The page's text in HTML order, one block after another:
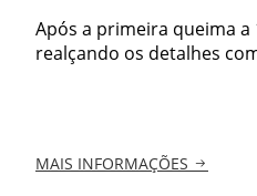
Após a primeira queima a
realçando os detalhes
MAIS INFORMAÇÕES